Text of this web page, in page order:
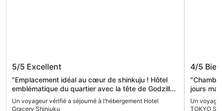
Hotel Gracery Shinjuku
5/5 Excellent
"Emplacement idéal au cœur de shinkuju ! Hôtel
emblématique du quartier avec la tête de Godzilla !
Chambre petite, 2 lits seulement pour 3. Très bons
équipements, taxi direct. Attention ; bien penser à
Un voyageur vérifié a séjourné à l’hébergement Hotel
Gracery Shinjuku
THE
4/5 Bien
jours
chambre
étions au
Un
TOKYO